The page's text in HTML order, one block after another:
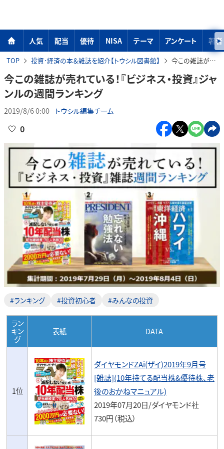
人気 配当 優待 NISA テーマ アンケート 著者
TOP 投資･経済の本＆雑誌を紹介【トウシル図書館】 今この雑誌が売れている！『ビジネス・投資』ジャンルの週間ランキング
今この雑誌が売れている！『ビジネス・投資』ジャ
ンルの週間ランキング
2019/8/6 0:00 トウシル編集チーム
0
#ランキング #投資初心者 #みんなの投資
ラン
キン
グ
表紙 DATA
1位
ダイヤモンドZAi(ザイ)2019年9月号
[雑誌](10年持てる配当株&優待株、老
後のおかねマニュアル)
2019年07月20日/ダイヤモンド社
730円（税込）